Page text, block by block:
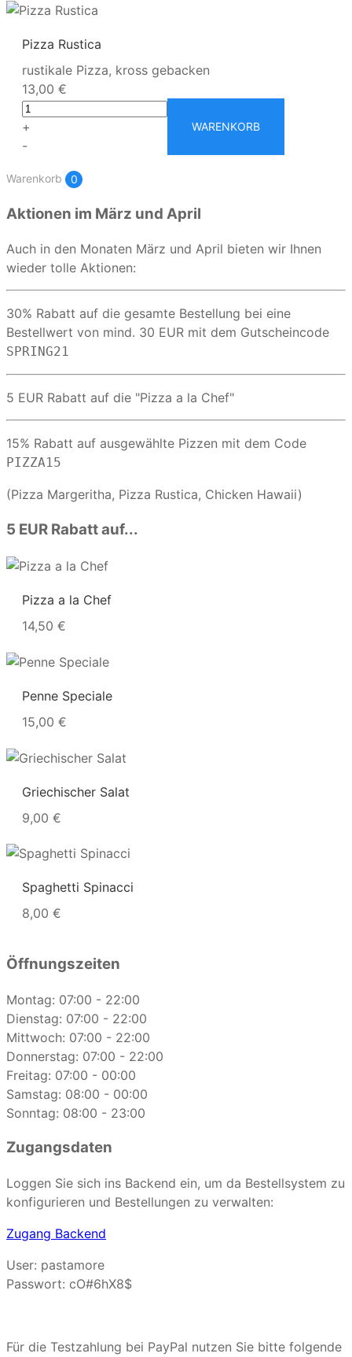
Pizza Rustica
rustikale Pizza, kross gebacken
13,00 €
+
-
WARENKORB
Warenkorb 0
Aktionen im März und April
Auch in den Monaten März und April bieten wir Ihnen
wieder tolle Aktionen:
30% Rabatt auf die gesamte Bestellung bei eine
Bestellwert von mind. 30 EUR mit dem Gutscheincode
SPRING21
5 EUR Rabatt auf die "Pizza a la Chef"
15% Rabatt auf ausgewählte Pizzen mit dem Code
PIZZA15
(Pizza Margeritha, Pizza Rustica, Chicken Hawaii)
5 EUR Rabatt auf...
Pizza a la Chef
14,50 €
Penne Speciale
15,00 €
Griechischer Salat
9,00 €
Spaghetti Spinacci
8,00 €
Öffnungszeiten
Montag: 07:00 - 22:00
Dienstag: 07:00 - 22:00
Mittwoch: 07:00 - 22:00
Donnerstag: 07:00 - 22:00
Freitag: 07:00 - 00:00
Samstag: 08:00 - 00:00
Sonntag: 08:00 - 23:00
Zugangsdaten
Loggen Sie sich ins Backend ein, um da Bestellsystem zu
konfigurieren und Bestellungen zu verwalten:
Zugang Backend
User: pastamore
Passwort: cO#6hX8$
Für die Testzahlung bei PayPal nutzen Sie bitte folgende